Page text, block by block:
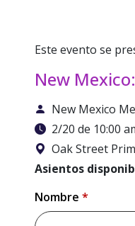
Este evento se
New
New Mexico
2/20 de 10:00
Oak Street
Asientos
Nombre*